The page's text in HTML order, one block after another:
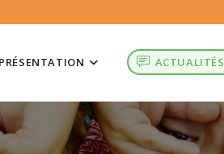
PRÉSENTATION ACTUALITÉS